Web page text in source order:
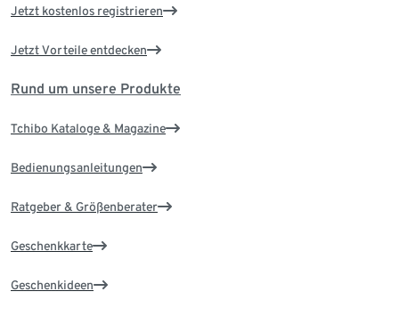
Jetzt kostenlos registrieren
Jetzt Vorteile entdecken
Rund um unsere Produkte
Tchibo Kataloge & Magazine
Bedienungsanleitungen
Ratgeber & Größenberater
Geschenkkarte
Geschenkideen